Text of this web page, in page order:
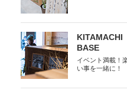
KITAMACHI
BASE
イベント満載！
い事を一緒に！